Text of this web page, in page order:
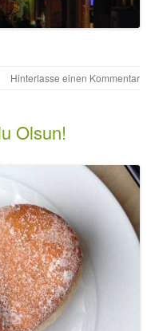
Hinterlasse einen Kommentar
Olsun!